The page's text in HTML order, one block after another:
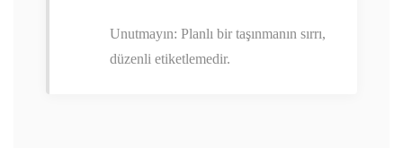
Unutmayın: Planlı bir taşınmanın sırrı,
düzenli etiketlemedir.